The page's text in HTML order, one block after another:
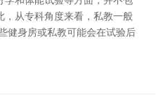
，从专科角度来看，私教一般
健身房或私教可能会在试验后